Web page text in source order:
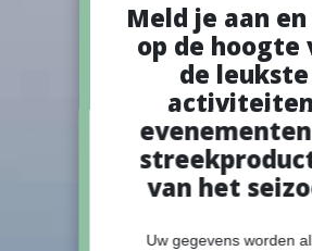
Meld je aan
op de hoogte
de leukste
van het
Uw gegevens worden